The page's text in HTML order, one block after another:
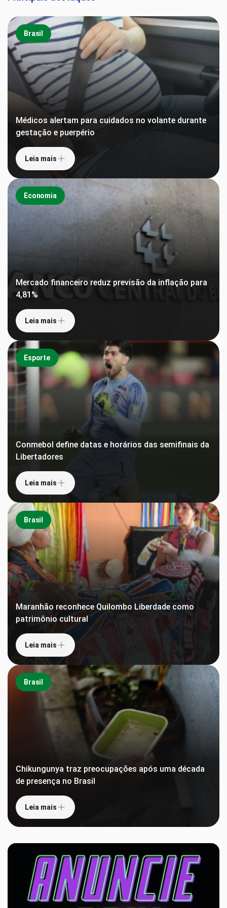
Brasil
Médicos alertam para cuidados no volante durante
gestação e puerpério
Leia mais
Economia
Mercado financeiro reduz previsão da inflação para
4,81%
Leia mais
Esporte
Conmebol define datas e horários das semifinais da
Libertadores
Leia mais
Brasil
Maranhão reconhece Quilombo Liberdade como
patrimônio cultural
Leia mais
Brasil
Chikungunya traz preocupações após uma década
de presença no Brasil
Leia mais